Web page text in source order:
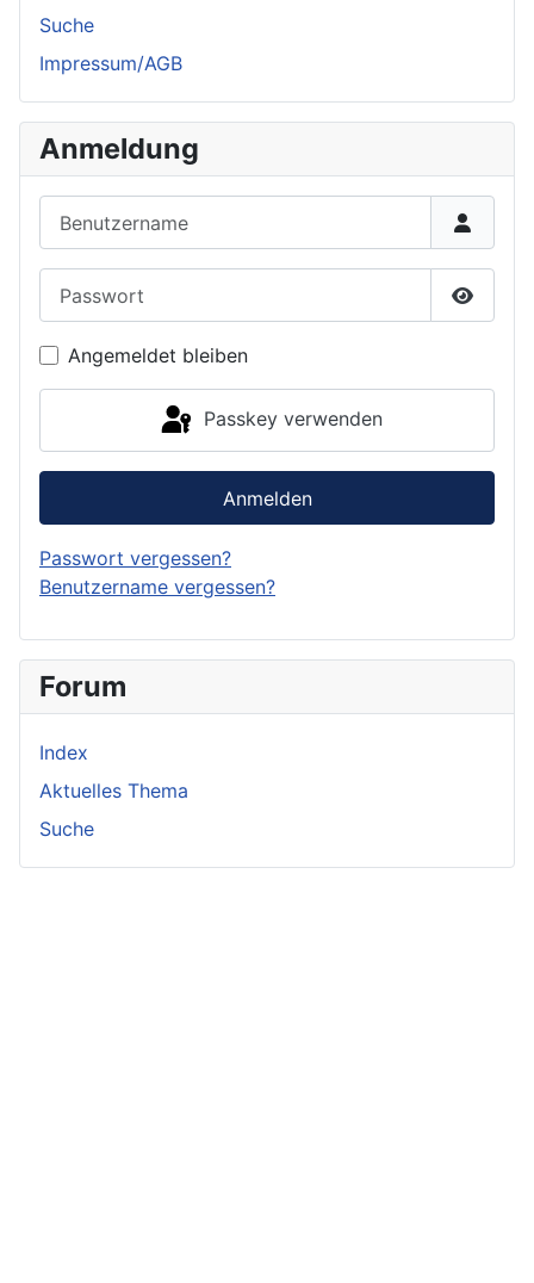
Suche
Impressum/AGB
Anmeldung
Angemeldet bleiben
Passkey verwenden
Anmelden
Passwort vergessen?
Benutzername vergessen?
Forum
Index
Aktuelles Thema
Suche